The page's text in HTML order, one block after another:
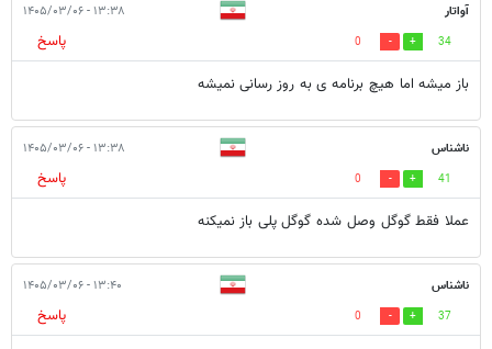
آواتار ۱۳:۳۸ - ۱۴۰۵/۰۳/۰۶
34
0
پاسخ
باز میشه اما هیچ برنامه ی به روز رسانی نمیشه
ناشناس ۱۳:۳۸ - ۱۴۰۵/۰۳/۰۶
41
0
پاسخ
عملا فقط گوگل وصل شده گوگل پلی باز نمیکنه
ناشناس ۱۳:۴۰ - ۱۴۰۵/۰۳/۰۶
37
0
پاسخ